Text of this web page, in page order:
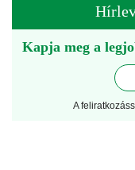
Kapja meg a
A